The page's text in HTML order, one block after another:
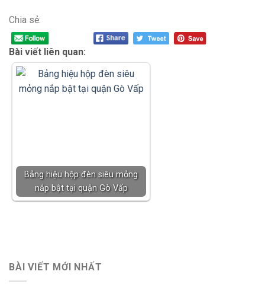
Chia sẻ:
Bài viết liên quan:
Bảng hiệu hộp đèn siêu mỏng
nắp bật tại quận Gò Vấp
BÀI VIẾT MỚI NHẤT